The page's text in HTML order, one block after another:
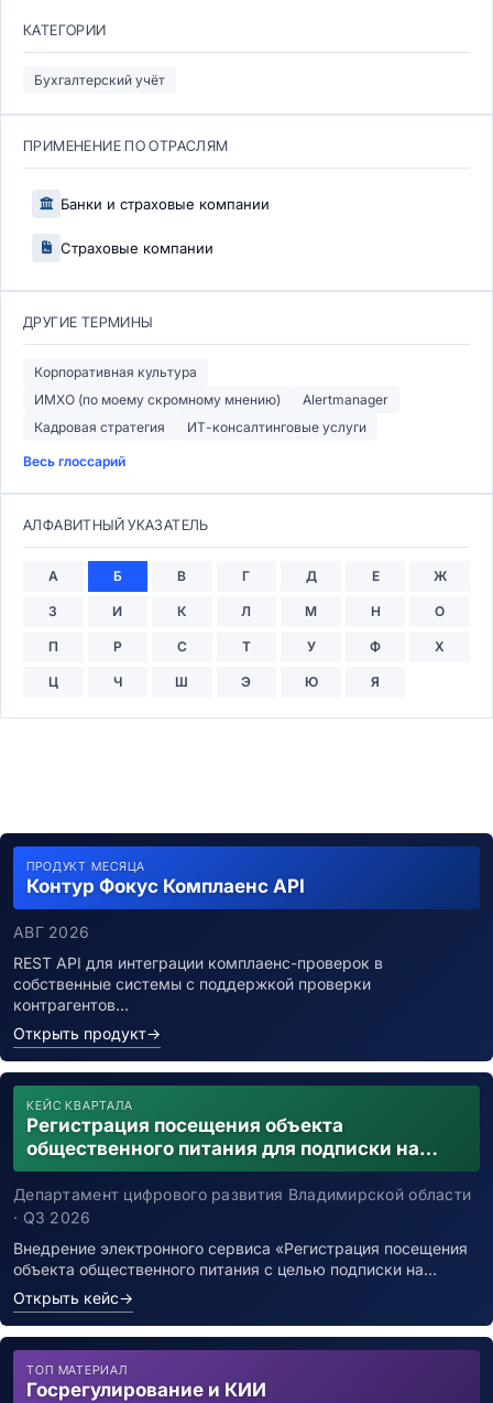
КАТЕГОРИИ
Бухгалтерский учёт
ПРИМЕНЕНИЕ ПО ОТРАСЛЯМ
Банки и страховые компании
Страховые компании
ДРУГИЕ ТЕРМИНЫ
Корпоративная культура
ИМХО (по моему скромному мнению)
Alertmanager
Кадровая стратегия
ИТ-консалтинговые услуги
Весь глоссарий
АЛФАВИТНЫЙ УКАЗАТЕЛЬ
А Б В Г Д Е Ж
З И К Л М Н О
П Р С Т У Ф Х
Ц Ч Ш Э Ю Я
ПРОДУКТ МЕСЯЦА
Контур Фокус Комплаенс API
АВГ 2026
REST API для интеграции комплаенс-проверок в
собственные системы с поддержкой проверки
контрагентов…
Открыть продукт→
КЕЙС КВАРТАЛА
Регистрация посещения объекта
общественного питания для подписки на
уведомления о возможном контакте с
заболевшим новой коронавирусной
инфекцией
Департамент цифрового развития Владимирской области
· Q3 2026
Внедрение электронного сервиса «Регистрация посещения
объекта общественного питания с целью подписки на…
Открыть кейс→
ТОП МАТЕРИАЛ
Госрегулирование и КИИ